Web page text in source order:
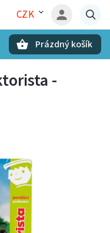
CZK
Prázdný košík
-